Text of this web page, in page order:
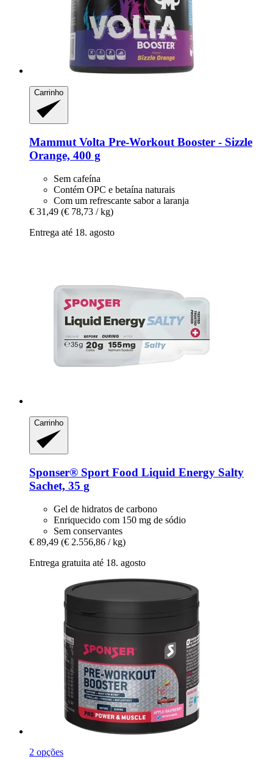
Carrinho
Mammut Volta Pre-​Workout Booster -​ Sizzle
Orange, 400 g
Sem cafeína
Contém OPC e betaína naturais
Com um refrescante sabor a laranja
€ 31,49 (€ 78,73 / kg)
Entrega até 18. agosto
Carrinho
Sponser® Sport Food Liquid Energy Salty
Sachet, 35 g
Gel de hidratos de carbono
Enriquecido com 150 mg de sódio
Sem conservantes
€ 89,49 (€ 2.556,86 / kg)
Entrega gratuita até 18. agosto
2 opções